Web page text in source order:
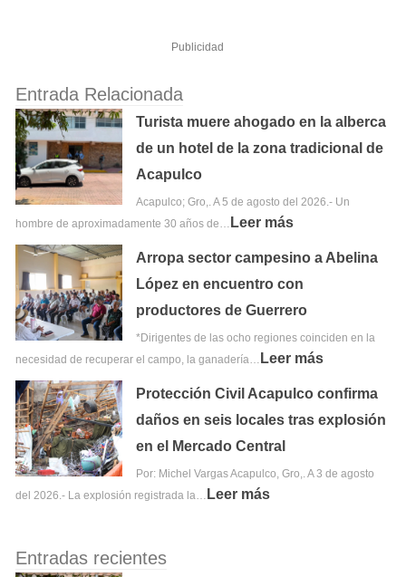
Publicidad
Entrada Relacionada
Turista muere ahogado en la alberca
de un hotel de la zona tradicional de
Acapulco
Acapulco; Gro,. A 5 de agosto del 2026.- Un
hombre de aproximadamente 30 años de… Leer más
Arropa sector campesino a Abelina
López en encuentro con
productores de Guerrero
*Dirigentes de las ocho regiones coinciden en la
necesidad de recuperar el campo, la ganadería… Leer más
Protección Civil Acapulco confirma
daños en seis locales tras explosión
en el Mercado Central
Por: Michel Vargas Acapulco, Gro,. A 3 de agosto
del 2026.- La explosión registrada la… Leer más
Entradas recientes